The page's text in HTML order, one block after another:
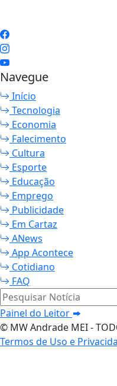
Navegue
Início
Tecnologia
Economia
Falecimento
Cultura
Esporte
Educação
Emprego
Publicidade
Em Cartaz
ANews
App Acontece
Cotidiano
FAQ
Pesquisar Notícia
Painel do Leitor
© MW Andrade MEI -
Termos de Uso e